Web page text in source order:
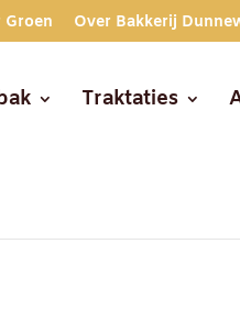
Groen Over Bakkerij
Traktaties